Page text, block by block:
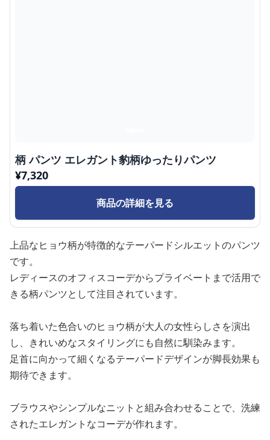
柄 パンツ エレガント豹柄ゆったりパンツ
¥7,320
商品の詳細を見る
上品なヒョウ柄が特徴的なテーパードシルエットのパンツ
です。
レディースのオフィスコーデからプライベートまで活用で
きる柄パンツとして注目されています。
落ち着いた色合いのヒョウ柄が大人の女性らしさを演出
し、きれいめなスタイリングにも自然に馴染みます。
足首に向かって細くなるテーパードデザインが脚長効果も
期待できます。
ブラウスやシンプルなニットと組み合わせることで、洗練
されたエレガントなコーデが作れます。